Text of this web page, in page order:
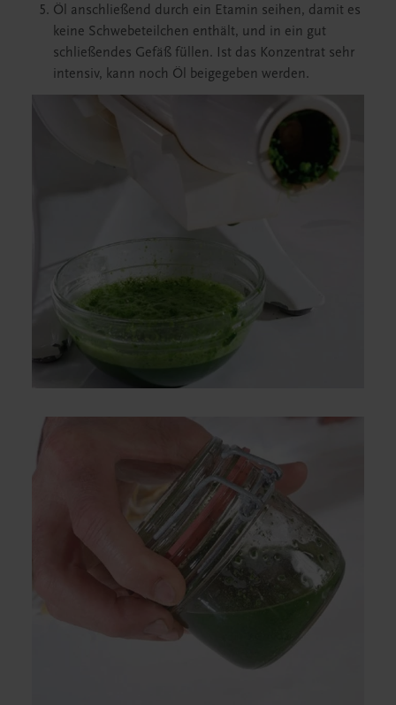
Öl anschließend durch ein Etamin seihen, damit es
keine Schwebeteilchen enthält, und in ein gut
schließendes Gefäß füllen. Ist das Konzentrat sehr
intensiv, kann noch Öl beigegeben werden.